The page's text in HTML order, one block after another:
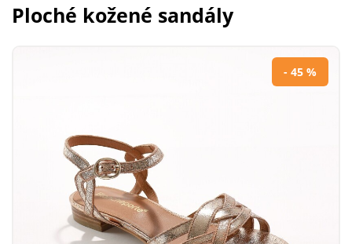
Ploché kožené sandály
- 45 %